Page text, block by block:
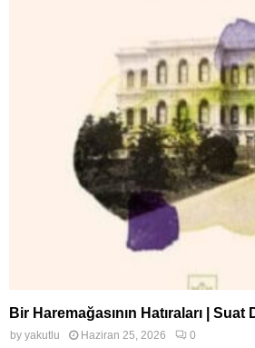
Bir Haremağasının Hatıraları | Suat
by yakutlu Haziran 25, 2026 0